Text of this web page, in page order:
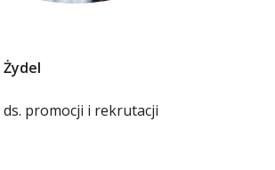
ds. promocji i rekrutacji